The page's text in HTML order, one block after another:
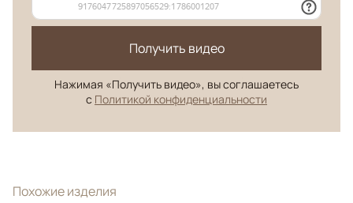
Получить видео
Нажимая «Получить видео», вы соглашаетесь
с Политикой конфиденциальности
Похожие изделия